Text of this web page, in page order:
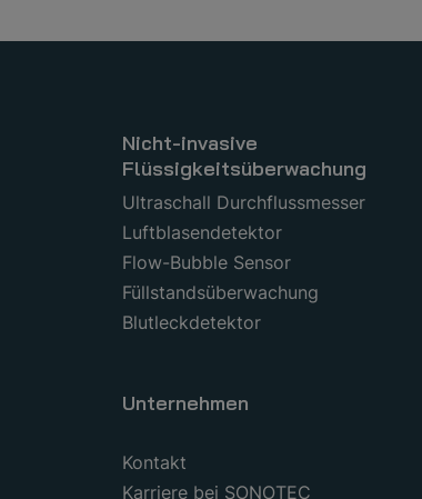
Nicht-invasive
Flüssigkeitsüberwachung
Ultraschall Durchflussmesser
Luftblasendetektor
Flow-Bubble Sensor
Füllstandsüberwachung
Blutleckdetektor
Unternehmen
Kontakt
Karriere bei SONOTEC